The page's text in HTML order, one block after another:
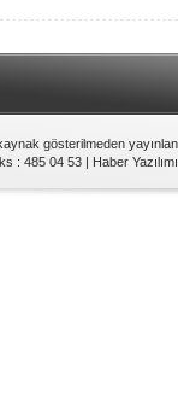
gösterilmeden
: 485 04 53 | Haber Yazılımı